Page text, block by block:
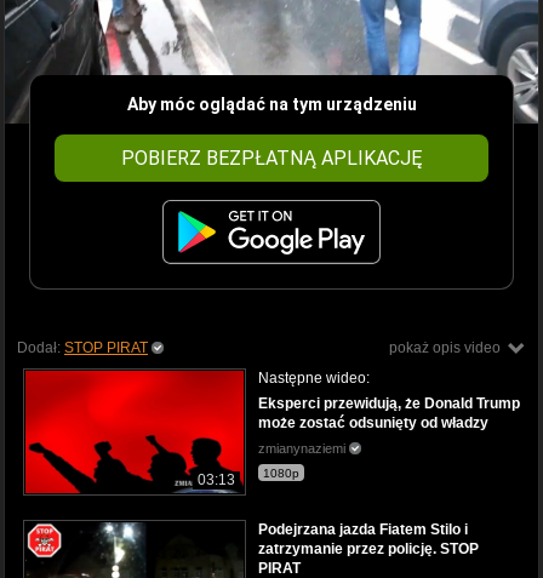
Aby móc oglądać na tym urządzeniu
POBIERZ BEZPŁATNĄ APLIKACJĘ
pokaż opis video
Dodał: STOP PIRAT
03:13
Następne wideo:
Eksperci przewidują, że Donald Trump
może zostać odsunięty od władzy
zmianynaziemi
1080p
Podejrzana jazda Fiatem Stilo i
zatrzymanie przez policję. STOP
PIRAT